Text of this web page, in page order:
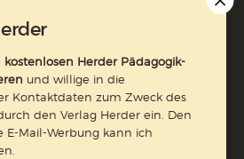
finden Sie in unseren
Herder Pädagogik-
und willige in die
Kontaktdaten zum Zweck des
den Verlag Herder ein. Den
E-Mail-Werbung kann ich